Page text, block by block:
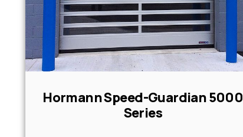
Hormann Speed-Guardian 5000
Series